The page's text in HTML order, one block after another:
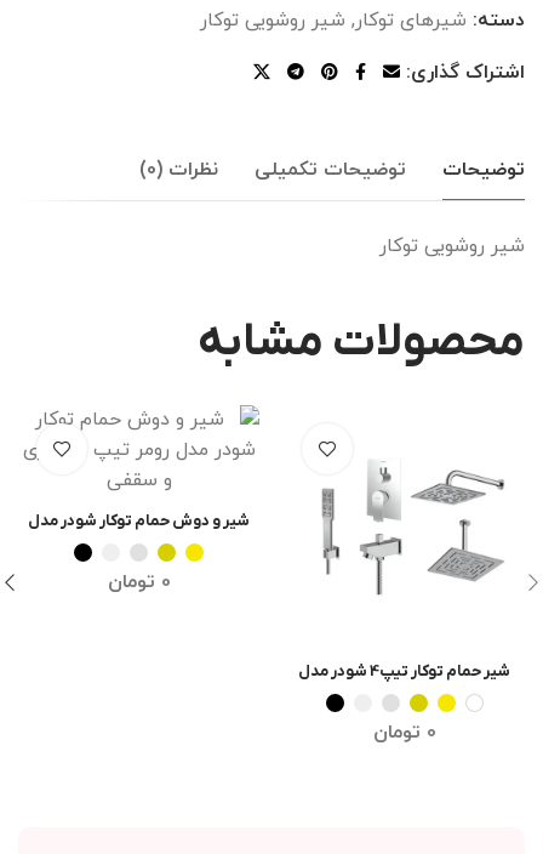
دسته: شیرهای توکار, شیر روشویی توکار
اشتراک گذاری:
توضیحات توضیحات تکمیلی نظرات (0)
شیر روشویی توکار
محصولات مشابه
انتخاب گزینه هاشیر حمام توکار تیپ4 شودر مدل
رومر پلاس
0 تومان
انتخاب گزینه ها
شیر و دوش حمام توکار شودر مدل
رومر تیپ 1 دیواری و سقفی
0 تومان